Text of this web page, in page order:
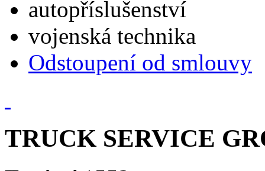
autopříslušenství
vojenská technika
Odstoupení od smlouvy
TRUCK SERVICE